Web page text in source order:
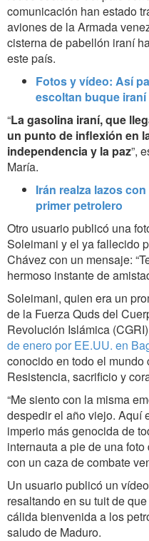
comunicación han estado
aviones de la Armada
cisterna de pabellón iraní
este país.
Fotos y vídeo: Así
escoltan buque iraní
“La gasolina iraní, que
un punto de inflexión en
independencia y la paz”,
María.
Irán realza lazos
primer petrolero
Otro usuario publicó una
Soleimani y el ya fallecido
Chávez con un mensaje:
hermoso instante de
Soleimani, quien era un
de la Fuerza Quds del
Revolución Islámica
de enero por EE.UU. en
conocido en todo el mundo
Resistencia, sacrificio y
“Me siento con la misma
despedir el año viejo. Aquí
imperio más genocida de
internauta a pie de una
con un caza de combate
Un usuario publicó un
resaltando en su tuit de
cálida bienvenida a los
saludo de Maduro.